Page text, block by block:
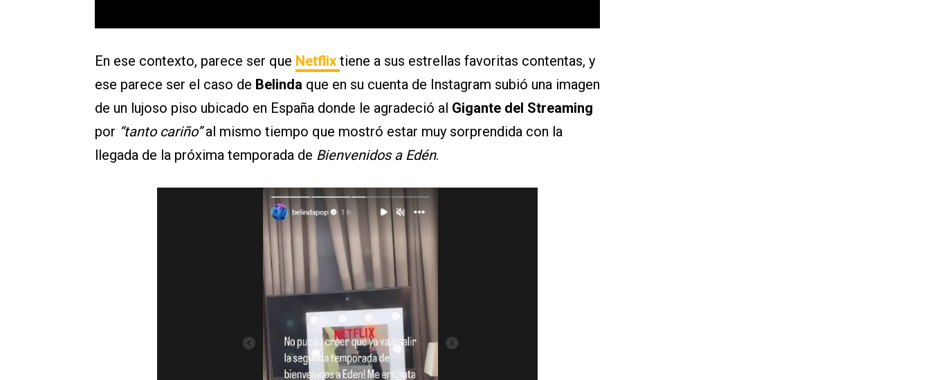
En ese contexto, parece ser que Netflix tiene a sus estrellas favoritas contentas, y
ese parece ser el caso de Belinda que en su cuenta de Instagram subió una imagen
de un lujoso piso ubicado en España donde le agradeció al Gigante del Streaming
por “tanto cariño”al mismo tiempo que mostró estar muy sorprendida con la
llegada de la próxima temporada de Bienvenidos a Edén.